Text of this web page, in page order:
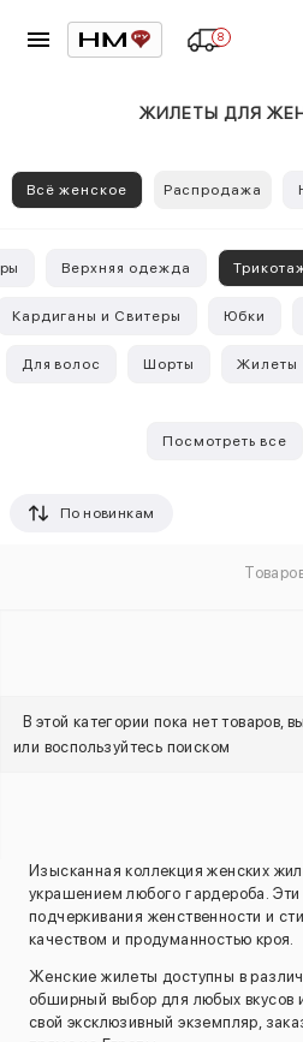
8
ЖИЛЕТЫ ДЛЯ
Всё женское Распродажа
Верхняя одежда
Кардиганы и Свитеры Юбки
Для волос Шорты Жилеты
Посмотреть все
По новинкам
В этой категории пока нет товаров,
или воспользуйтесь поиском
Изысканная коллекция женских
украшением любого гардероба.
подчеркивания женственности и
качеством и продуманностью кроя.
Женские жилеты доступны в
обширный выбор для любых вкусов
свой эксклюзивный экземпляр,